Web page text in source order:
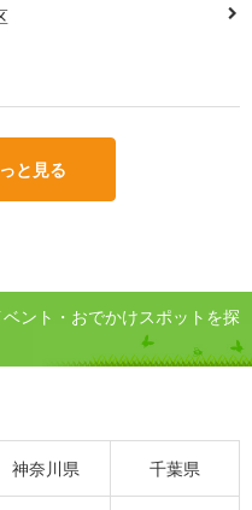
と見る
ント・おでかけスポットを探
神奈川県 千葉県